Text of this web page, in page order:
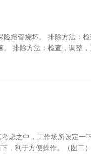
熔管烧坏。 排除方法：
排除方法：检查，调整
虑之中，工作场所设定一
，利于方便操作。（图二